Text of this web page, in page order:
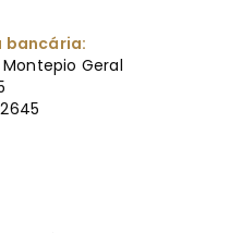
bancária:
Geral